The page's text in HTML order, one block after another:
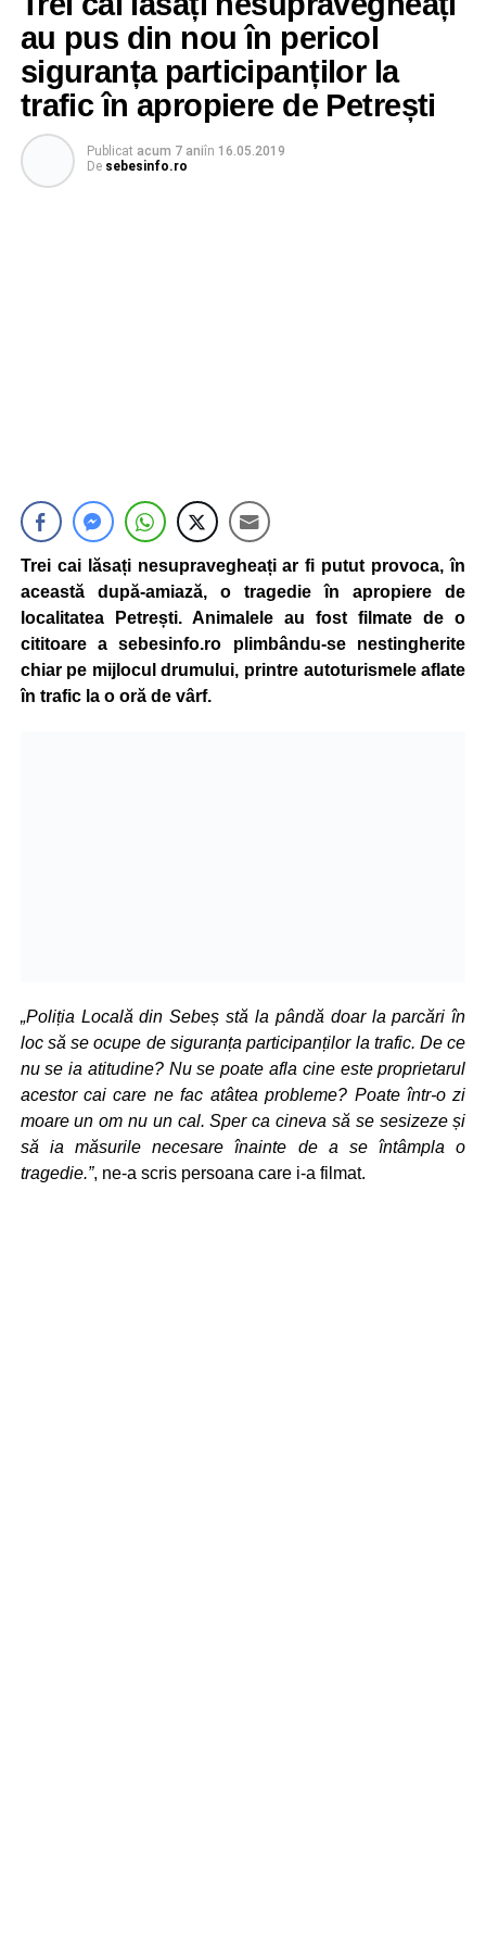
au pus din nou în pericol
siguranța participanților la
trafic în apropiere de Petrești
Publicat acum 7 aniîn 16.05.2019
De sebesinfo.ro
Trei cai lăsați nesupravegheați ar fi putut provoca, în
această după-amiază, o tragedie în apropiere de
localitatea Petrești. Animalele au fost filmate de o
cititoare a sebesinfo.ro plimbându-se nestingherite
chiar pe mijlocul drumului, printre autoturismele aflate
în trafic la o oră de vârf.
„Poliția Locală din Sebeș stă la pândă doar la parcări în
loc să se ocupe de siguranța participanților la trafic. De ce
nu se ia atitudine? Nu se poate afla cine este proprietarul
acestor cai care ne fac atâtea probleme? Poate într-o zi
moare un om nu un cal. Sper ca cineva să se sesizeze și
să ia măsurile necesare înainte de a se întâmpla o
tragedie.”, ne-a scris persoana care i-a filmat.